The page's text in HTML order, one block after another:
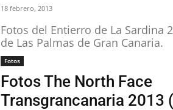
18 febrero, 2013
Fotos del Entierro de La Sardina
de Las Palmas de Gran Canaria.
Fotos
Fotos The North Face
Transgrancanaria 2013